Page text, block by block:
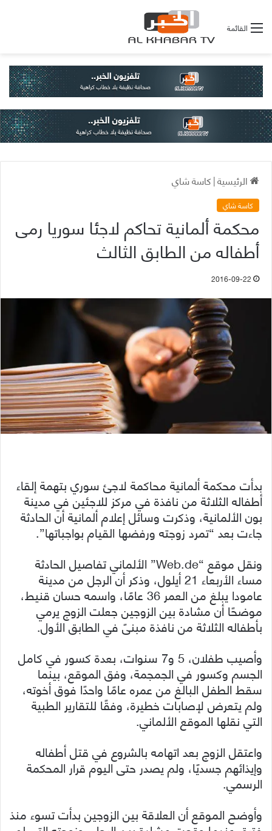
القائمة
الرئيسية|كاسة شاي
كاسة شاي
محكمة ألمانية تحاكم لاجئا سوريا رمى
أطفاله من الطابق الثالث
2016-09-22
بدأت محكمة ألمانية محاكمة لاجئ سوري بتهمة إلقاء
أطفاله الثلاثة من نافذة في مركز للاجئين في مدينة
بون الألمانية، وذكرت وسائل إعلام ألمانية أن الحادثة
جاءت بعد “تمرد زوجته ورفضها القيام بواجباتها”.
ونقل موقع “Web.de” الألماني تفاصيل الحادثة
مساء الأربعاء 21 أيلول، وذكر أن الرجل من مدينة
عامودا يبلغ من العمر 36 عامًا، واسمه حسان قنيط،
موضحًا أن مشادة بين الزوجين جعلت الزوج يرمي
بأطفاله الثلاثة من نافذة مبنىً في الطابق الأول.
وأصيب طفلان، 5 و7 سنوات، بعدة كسور في كامل
الجسم وكسور في الجمجمة، وفق الموقع، بينما
سقط الطفل البالغ من عمره عامًا واحدًا فوق أخوته،
ولم يتعرض لإصابات خطيرة، وفقًا للتقارير الطبية
التي نقلها الموقع الألماني.
واعتقل الزوج بعد اتهامه بالشروع في قتل أطفاله
وإيذائهم جسديًا، ولم يصدر حتى اليوم قرار المحكمة
الرسمي.
وأوضح الموقع أن العلاقة بين الزوجين بدأت تسوء منذ